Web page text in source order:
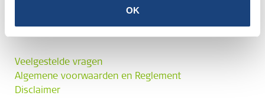
OK
Veelgestelde vragen
Algemene voorwaarden en Reglement
Disclaimer